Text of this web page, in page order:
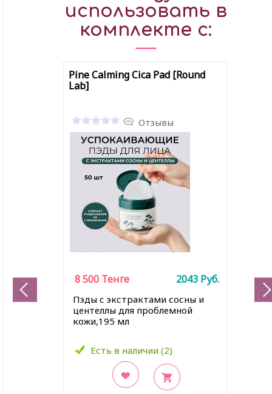
использовать в
комплекте с:
Pine Calming Cica Pad [Round
Lab]
Отзывы
Пэды с экстрактами сосны и
центеллы для проблемной
кожи,195 мл
Есть в наличии (2)
8 500 Тенге 2043 Руб.